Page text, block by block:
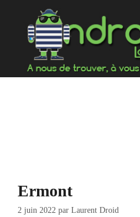
contenu
Ermont
2 juin 2022 par Laurent Droid